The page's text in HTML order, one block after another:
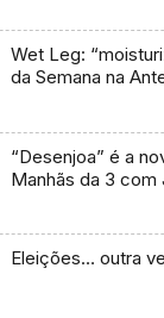
Wet Leg:
da Semana na
“Desenjoa” é a
Manhãs da 3 com
Eleições… outra